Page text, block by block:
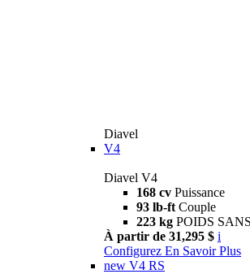
Diavel
V4
Diavel V4
168 cv Puissance
93 lb-ft Couple
223 kg POIDS
À partir de 31,295 $ i
Configurez En Savoir Plus
new V4 RS